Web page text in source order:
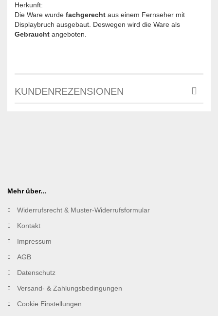
Herkunft:
Die Ware wurde fachgerecht aus einem Fernseher mit
Displaybruch ausgebaut. Deswegen wird die Ware als
Gebraucht angeboten.
KUNDENREZENSIONEN
Mehr über...
Widerrufsrecht & Muster-Widerrufsformular
Kontakt
Impressum
AGB
Datenschutz
Versand- & Zahlungsbedingungen
Cookie Einstellungen